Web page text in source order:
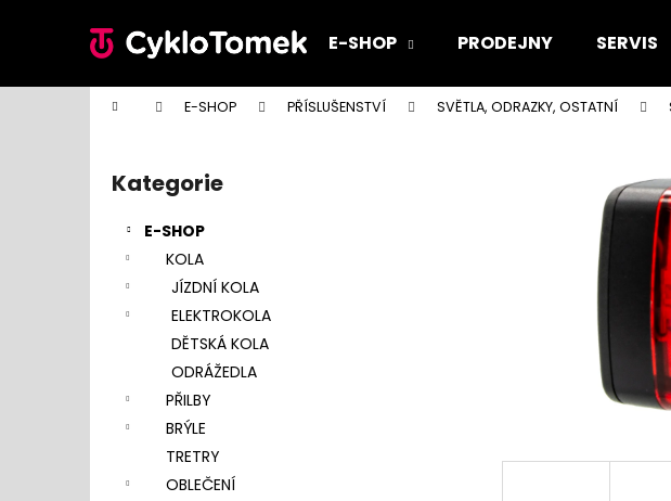
E-SHOP PRODEJNY SERVIS
Domů E-SHOP PŘÍSLUŠENSTVÍ SVĚTLA, ODRAZKY, OSTATNÍ
Přeskočit
kategorie
Kategorie
E-SHOP
KOLA
JÍZDNÍ KOLA
ELEKTROKOLA
DĚTSKÁ KOLA
ODRÁŽEDLA
PŘILBY
BRÝLE
TRETRY
OBLEČENÍ
í
Zpět
do
Zpět
do
Co